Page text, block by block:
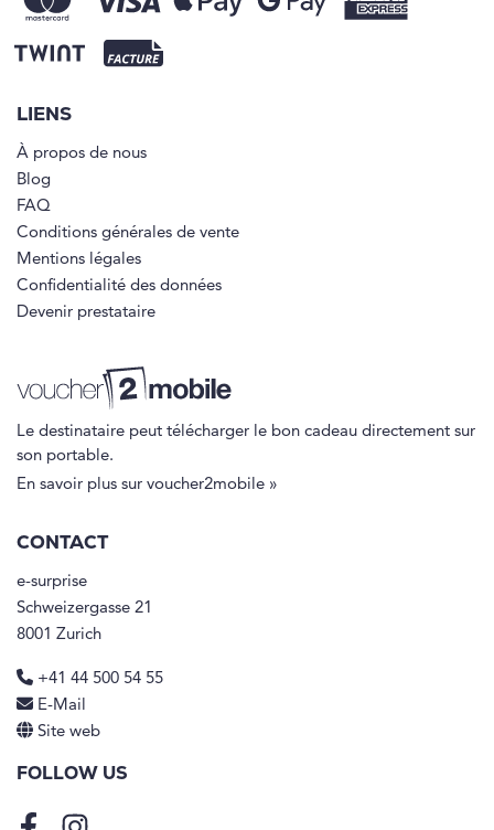
LIENS
À propos de nous
Blog
FAQ
Conditions générales de vente
Mentions légales
Confidentialité des données
Devenir prestataire
Le destinataire peut télécharger le bon cadeau directement sur
son portable.
En savoir plus sur voucher2mobile »
CONTACT
e-surprise
Schweizergasse 21
8001 Zurich
+41 44 500 54 55
E-Mail
Site web
FOLLOW US